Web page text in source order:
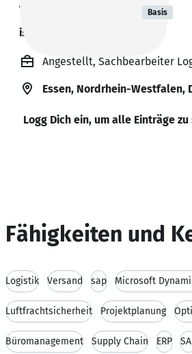
Timo Löbbert Basis
ist offen für Projekte. 🔎
Angestellt, Sachbearbeiter
Essen, Nordrhein-Westfalen,
Logg Dich ein, um alle Einträge zu
Fähigkeiten und
Logistik Versand sap Microsoft
Luftfrachtsicherheit Projektplanung
Büromanagement Supply Chain ERP